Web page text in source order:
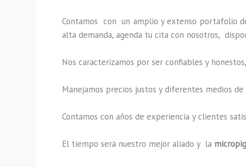
Contamos con un amplio y extenso portafolio
alta demanda, agenda tu cita con nosotros,
Nos caracterizamos por ser confiables y
Manejamos precios justos y diferentes medios de
Contamos con años de experiencia y clientes
El tiempo será nuestro mejor aliado y la